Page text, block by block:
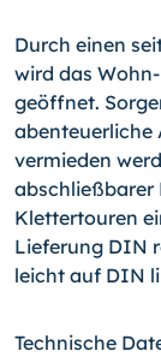
Durch einen
wird das
geöffnet.
abenteuerliche
vermieden
abschließbarer
Klettertouren
Lieferung DIN
leicht auf DIN
Technische